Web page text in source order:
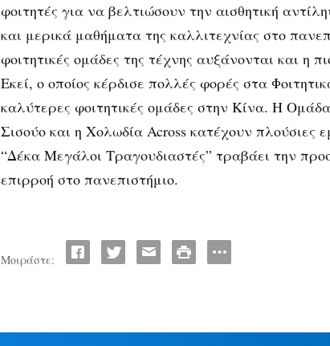
φοιτητές για να βελτιώσουν την αισθητική
και μερικά μαθήματα της καλλιτεχνίας στο
φοιτητικές ομάδες της τέχνης αυξάνονται και η
Εκεί, ο οποίος κέρδισε πολλές φορές στα
καλύτερες φοιτητικές ομάδες στην Κίνα. Η
Σισούο και η Χολωδία Across κατέχουν πλούσιες
“Δέκα Μεγάλοι Τραγουδιαστές” τραβάει την
επιρροή στο πανεπιστήμιο.
Μοιράστε: